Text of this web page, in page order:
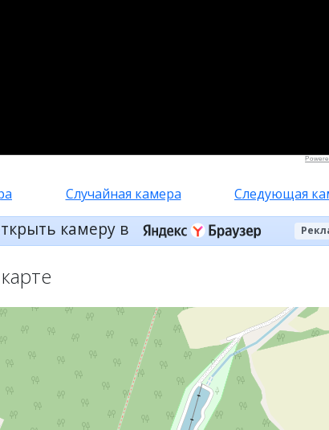
Случайная камера Следующая
камеру в